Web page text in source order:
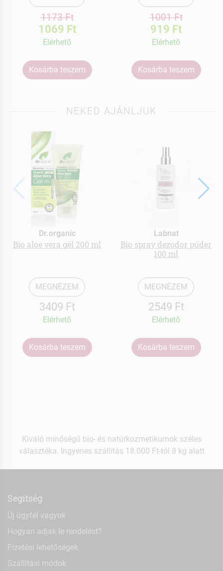
1173 Ft
1069 Ft
Elérhetõ
Kosárba teszem
1001 Ft
919 Ft
Elérhetõ
Kosárba teszem
NEKED AJÁNLJUK
Dr.organic
Bio aloe vera gél 200 ml
MEGNÉZEM
3409 Ft
Elérhetõ
Kosárba teszem
Labnat
Bio spray dezodor púder
100 ml
MEGNÉZEM
2549 Ft
Elérhetõ
Kosárba teszem
Kiváló minőségű bio- és natúrkozmetikumok széles
választéka. Ingyenes szállítás 18.000 Ft-tól 8 kg alatt
Segítség
Új ügyfél vagyok
Hogyan adjak le rendelést?
Fizetési lehetőségek
Szállítási módok